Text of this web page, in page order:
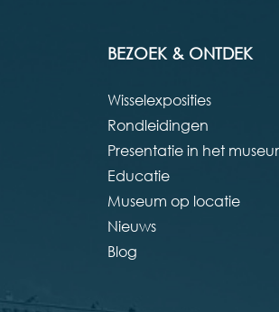
BEZOEK & ONTDEK
Wisselexposities
Rondleidingen
Presentatie in het
Educatie
Museum op locatie
Nieuws
Blog